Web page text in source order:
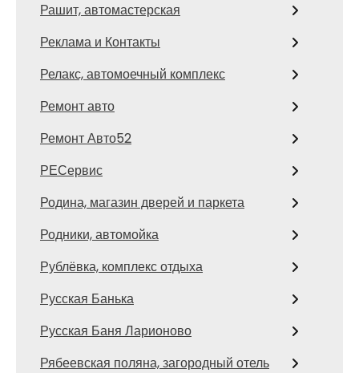
Рашит, автомастерская
Реклама и Контакты
Релакс, автомоечный комплекс
Ремонт авто
Ремонт Авто52
РЕСервис
Родина, магазин дверей и паркета
Родники, автомойка
Рублёвка, комплекс отдыха
Русская Банька
Русская Баня Ларионово
Рябеевская поляна, загородный отель